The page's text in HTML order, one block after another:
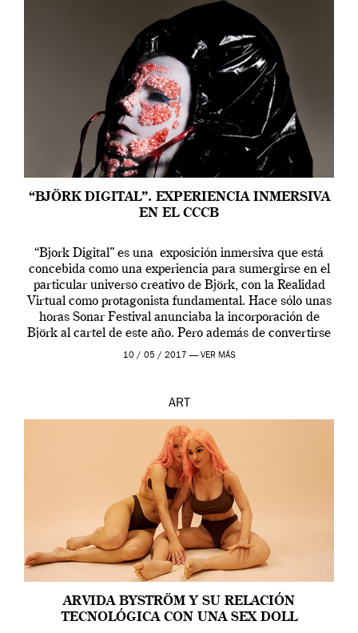
“BJÖRK DIGITAL”. EXPERIENCIA INMERSIVA
EN EL CCCB
“Bjork Digital” es una exposición inmersiva que está
concebida como una experiencia para sumergirse en el
particular universo creativo de Björk, con la Realidad
Virtual como protagonista fundamental. Hace sólo unas
horas Sonar Festival anunciaba la incorporación de
Björk al cartel de este año. Pero además de convertirse
en una de las actuaciones más relevantes […]
10 / 05 / 2017 — VER MÁS
ART
ARVIDA BYSTRÖM Y SU RELACIÓN
TECNOLÓGICA CON UNA SEX DOLL